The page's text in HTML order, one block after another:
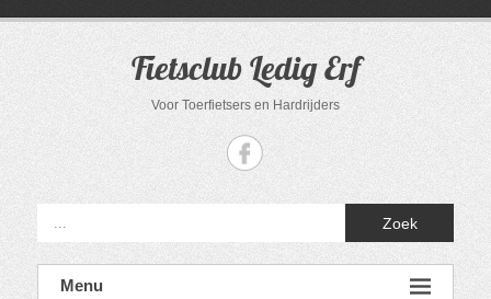
Fietsclub Ledig Erf
Voor Toerfietsers en Hardrijders
Zoek
Menu